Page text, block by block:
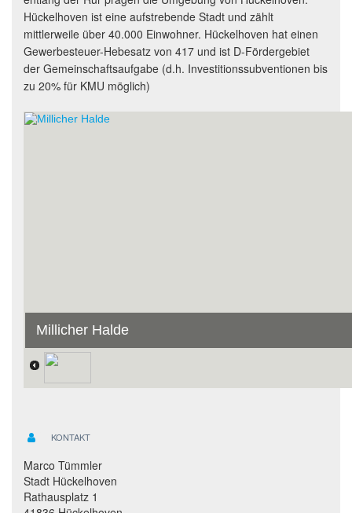
Hückelhoven ist eine aufstrebende Stadt und zählt
mittlerweile über 40.000 Einwohner. Hückelhoven hat einen
Gewerbesteuer-Hebesatz von 417 und ist D-Fördergebiet
der Gemeinschaftsaufgabe (d.h. Investitionssubventionen bis
zu 20% für KMU möglich)
Millicher Halde
KONTAKT
Marco Tümmler
Stadt Hückelhoven
Rathausplatz 1